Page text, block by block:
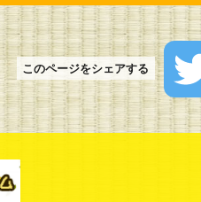
このページをシェアする